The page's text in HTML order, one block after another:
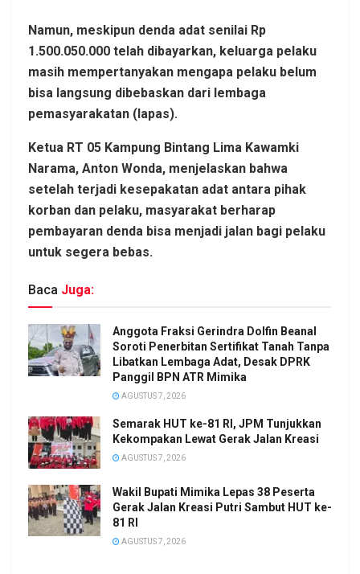
Namun, meskipun denda adat senilai Rp
1.500.050.000 telah dibayarkan, keluarga pelaku
masih mempertanyakan mengapa pelaku belum
bisa langsung dibebaskan dari lembaga
pemasyarakatan (lapas).
Ketua RT 05 Kampung Bintang Lima Kawamki
Narama, Anton Wonda, menjelaskan bahwa
setelah terjadi kesepakatan adat antara pihak
korban dan pelaku, masyarakat berharap
pembayaran denda bisa menjadi jalan bagi pelaku
untuk segera bebas.
Baca Juga:
Anggota Fraksi Gerindra Dolfin Beanal
Soroti Penerbitan Sertifikat Tanah Tanpa
Libatkan Lembaga Adat, Desak DPRK
Panggil BPN ATR Mimika
AGUSTUS 7, 2026
Semarak HUT ke-81 RI, JPM Tunjukkan
Kekompakan Lewat Gerak Jalan Kreasi
AGUSTUS 7, 2026
Wakil Bupati Mimika Lepas 38 Peserta
Gerak Jalan Kreasi Putri Sambut HUT ke-
81 RI
AGUSTUS 7, 2026